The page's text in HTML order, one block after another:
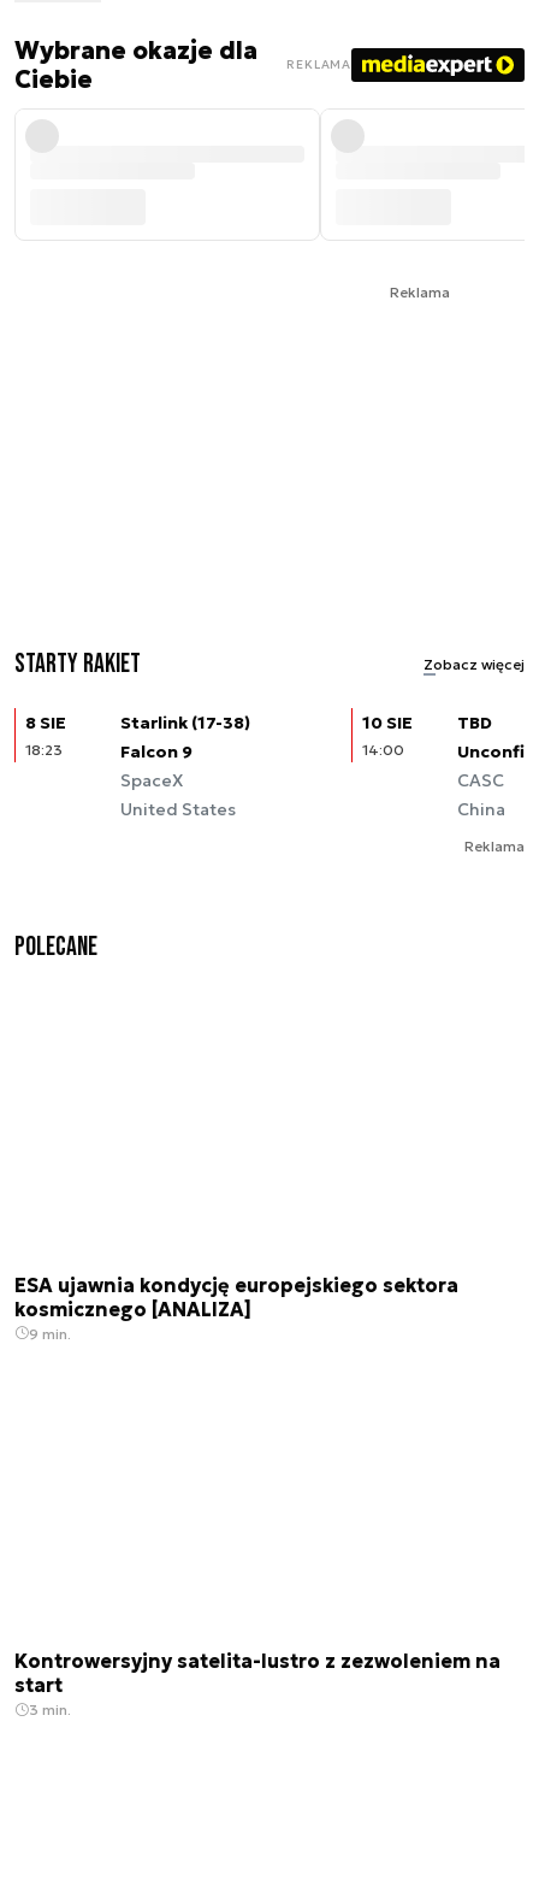
Wybrane okazje dla
Ciebie
REKLAMA
Reklama
Starty rakiet Zobacz więcej
8 SIE
18:23
Starlink (17-38)
Falcon 9
SpaceX
United States
10 SIE
14:00
TBD
CASC
China
Reklama
Polecane
ESA ujawnia kondycję europejskiego sektora
kosmicznego [ANALIZA]
9 min.
Kontrowersyjny satelita-lustro z zezwoleniem na
start
3 min.